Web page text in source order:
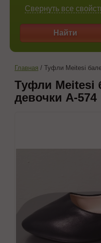
Свернуть все
Найти
Главная / Туфли Meitesi
Туфли Meitesi
девочки A-574